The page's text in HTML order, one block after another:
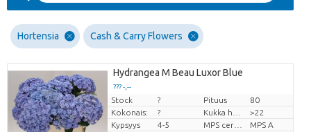
Hortensia Cash & Carry Flowers
Hydrangea M Beau Luxor Blue
??? -,--
Hinta per kappale
Stock ? Pituus
80
Kokonais:
?
>22
Kypsyys
4-5
MPS A